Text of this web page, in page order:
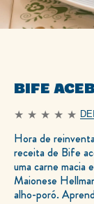
BIFE
Nenhuma
enviada
para
este
Hora de
receita de Bife
uma carne macia
Maionese
alho-poró.